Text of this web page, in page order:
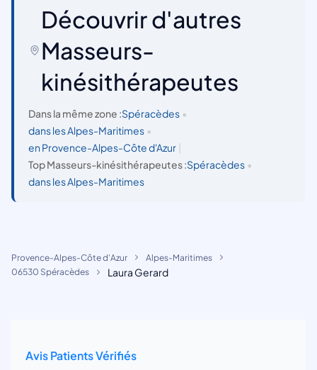
Découvrir d'autres
Masseurs-
kinésithérapeutes
Dans la même zone :Spéracèdes •
dans les Alpes-Maritimes •
en Provence-Alpes-Côte d'Azur
Top Masseurs-kinésithérapeutes :Spéracèdes •
dans les Alpes-Maritimes
Provence-Alpes-Côte d'Azur
Alpes-Maritimes
06530 Spéracèdes
Laura Gerard
Avis Patients Vérifiés